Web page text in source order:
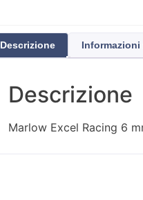
Descrizione
Descrizione
Marlow Excel Racing 6